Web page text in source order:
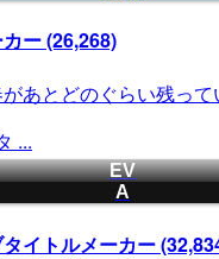
ー(26,268)
あとどのぐらい残っ
...
EV
A
イトルメーカー